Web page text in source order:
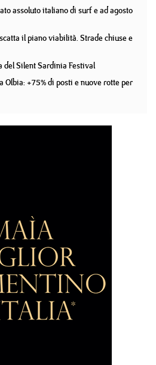
assoluto italiano di surf e ad agosto
il piano viabilità. Strade chiuse e
del Silent Sardinia Festival
Olbia: +75% di posti e nuove rotte per